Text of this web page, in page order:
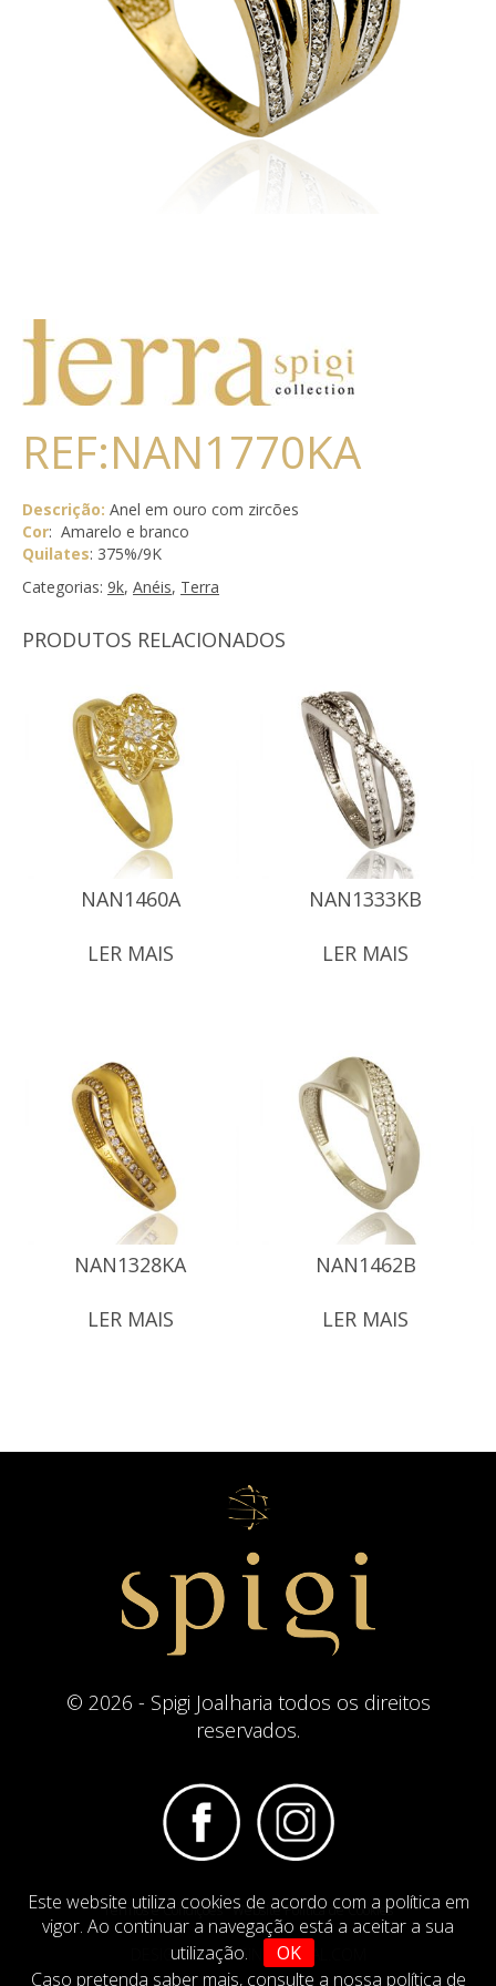
Este website utiliza cookies de acordo com a política em
vigor. Ao continuar a navegação está a aceitar a sua
utilização.
OK
Caso pretenda saber mais, consulte a nossa política de
REF:NAN1770KA
Descrição: Anel em ouro com zircões
Cor: Amarelo e branco
Quilates: 375%/9K
Categorias: 9k, Anéis, Terra
PRODUTOS RELACIONADOS
NAN1460A
LER MAIS
NAN1333KB
LER MAIS
NAN1328KA
LER MAIS
NAN1462B
LER MAIS
© 2026 - Spigi Joalharia todos os direitos
reservados.
Termos e Condições Website Politica de Cookies
DESIGN BYIMAGINEVIRTUAL.COM